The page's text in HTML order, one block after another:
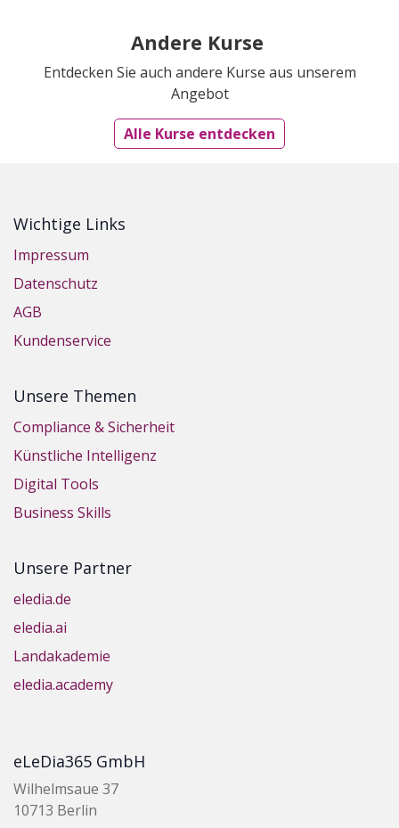
Andere Kurse
Entdecken Sie auch andere Kurse aus unserem
Angebot
Alle Kurse entdecken
Wichtige Links
Impressum
Datenschutz
AGB
Kundenservice
Unsere Themen
Compliance & Sicherheit
Künstliche Intelligenz
Digital Tools
Business Skills
Unsere Partner
eledia.de
eledia.ai
Landakademie
eledia.academy
eLeDia365 GmbH
Wilhelmsaue 37
10713 Berlin